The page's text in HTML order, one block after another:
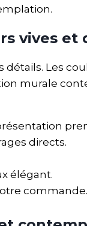
vives et
Les
murale
directs.
élégant.
commande.